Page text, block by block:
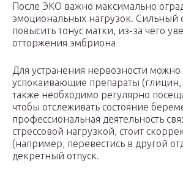
После ЭКО важно максимально
эмоциональных нагрузок. Сильный
повысить тонус матки, из-за чего
отторжения эмбриона
Для устранения нервозности
успокаивающие препараты (глицин,
также необходимо регулярно
чтобы отслеживать состояние
профессиональная деятельность
стрессовой нагрузкой, стоит
(например, перевестись в другой
декретный отпуск.